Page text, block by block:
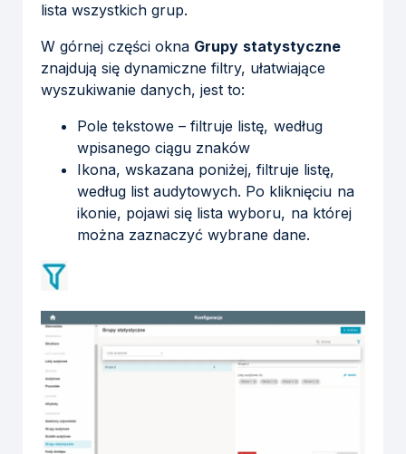
lista wszystkich grup.
W górnej części okna Grupy statystyczne
znajdują się dynamiczne filtry, ułatwiające
wyszukiwanie danych, jest to:
Pole tekstowe – filtruje listę, według
wpisanego ciągu znaków
Ikona, wskazana poniżej, filtruje listę,
według list audytowych. Po kliknięciu na
ikonie, pojawi się lista wyboru, na której
można zaznaczyć wybrane dane.